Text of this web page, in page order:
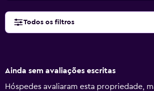
Todos os filtros
Ainda sem avaliações escritas
Hóspedes avaliaram esta propriedade,